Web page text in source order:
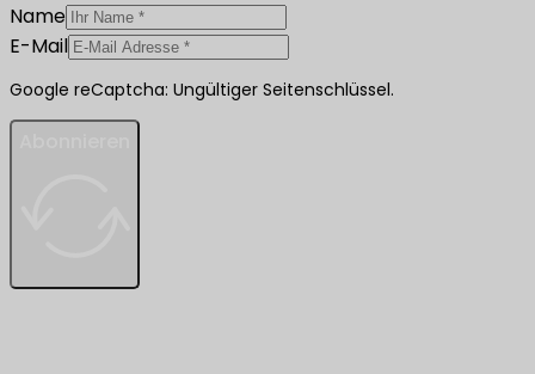
Name
E-Mail
Google reCaptcha: Ungültiger Seitenschlüssel.